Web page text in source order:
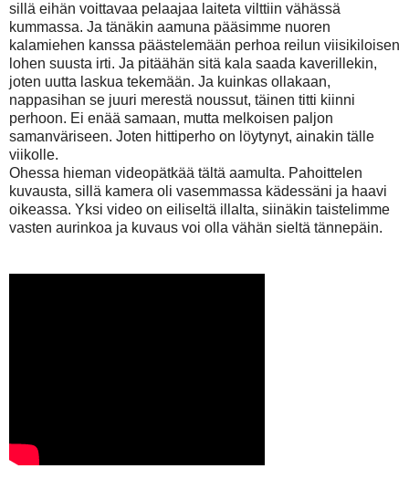
sillä eihän voittavaa pelaajaa laiteta vilttiin vähässä
kummassa. Ja tänäkin aamuna pääsimme nuoren
kalamiehen kanssa päästelemään perhoa reilun viisikiloisen
lohen suusta irti. Ja pitäähän sitä kala saada kaverillekin,
joten uutta laskua tekemään. Ja kuinkas ollakaan,
nappasihan se juuri merestä noussut, täinen titti kiinni
perhoon. Ei enää samaan, mutta melkoisen paljon
samanväriseen. Joten hittiperho on löytynyt, ainakin tälle
viikolle.
Ohessa hieman videopätkää tältä aamulta. Pahoittelen
kuvausta, sillä kamera oli vasemmassa kädessäni ja haavi
oikeassa. Yksi video on eiliseltä illalta, siinäkin taistelimme
vasten aurinkoa ja kuvaus voi olla vähän sieltä tännepäin.